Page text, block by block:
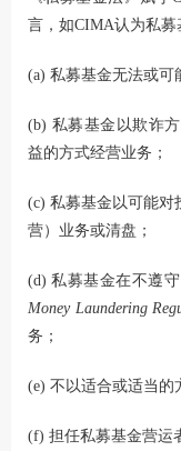
言，如CIMA认为私募
(a) 私募基金无法或可
(b) 私募基金以欺诈
益的方式经营业务；
(c) 私募基金以可能对
营）业务或清盘；
(d) 私募基金在不遵
Money Laundering
务；
(e) 不以适合或适当的
(f) 担任私募基金营运